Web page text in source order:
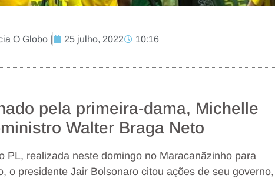
O Globo | 25 julho, 2022 10:16
pela primeira-dama, Michelle
Walter Braga Neto
PL, realizada neste domingo no Maracanãzinho para
o presidente Jair Bolsonaro citou ações de seu governo,